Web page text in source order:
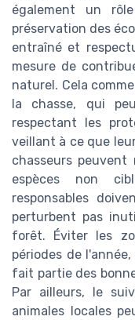
également un
préservation des
entraîné et
mesure de
naturel. Cela
la chasse, qui
respectant les
veillant à ce que
chasseurs
espèces non
responsables
perturbent pas
forêt. Éviter les
périodes de
fait partie des
Par ailleurs, le
animales locales